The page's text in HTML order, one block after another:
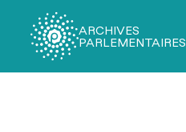
ARCHIVES
PARLEMENTAIRES